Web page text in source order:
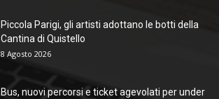
Piccola Parigi, gli artisti adottano le botti della
Cantina di Quistello
8 Agosto 2026
Bus, nuovi percorsi e ticket agevolati per under